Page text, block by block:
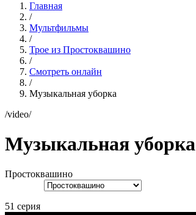
Главная
/
Мультфильмы
/
Трое из Простоквашино
/
Смотреть онлайн
/
Музыкальная уборка
/video/
Музыкальная уборка
Простоквашино
51 серия